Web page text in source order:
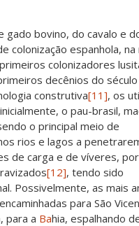
gado bovino, do cavalo e
colonização espanhola,
colonizadores
decênios do século
construtiva[11], os
o pau-brasil,
o principal meio de
rios e lagos a
de carga e de víveres, por
[12], tendo sido
Possivelmente, as mais
para São
para a Bahia, espalhando